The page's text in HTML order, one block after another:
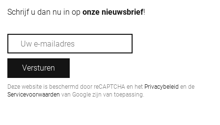
Schrijf u dan nu in op onze nieuwsbrief!
Versturen
Deze website is beschermd door reCAPTCHA en het Privacybeleid en de
Servicevoorwaarden van Google zijn van toepassing.